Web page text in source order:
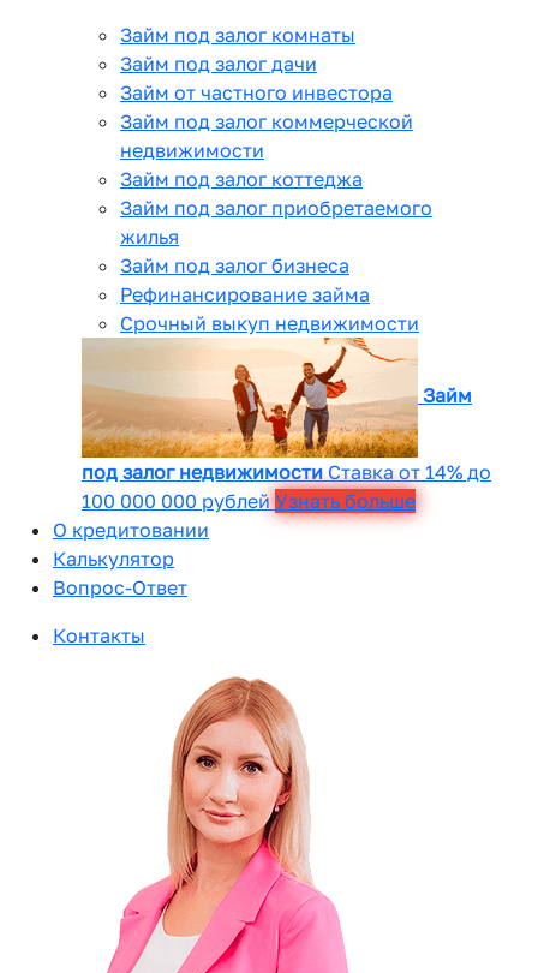
Займ под залог комнаты
Займ под залог дачи
Займ от частного инвестора
Займ под залог коммерческой
недвижимости
Займ под залог коттеджа
Займ под залог приобретаемого
жилья
Займ под залог бизнеса
Рефинансирование займа
Срочный выкуп недвижимости
Займ
под залог недвижимости Ставка от 14% до
100 000 000 рублей Узнать больше
О кредитовании
Калькулятор
Вопрос-Ответ
Контакты